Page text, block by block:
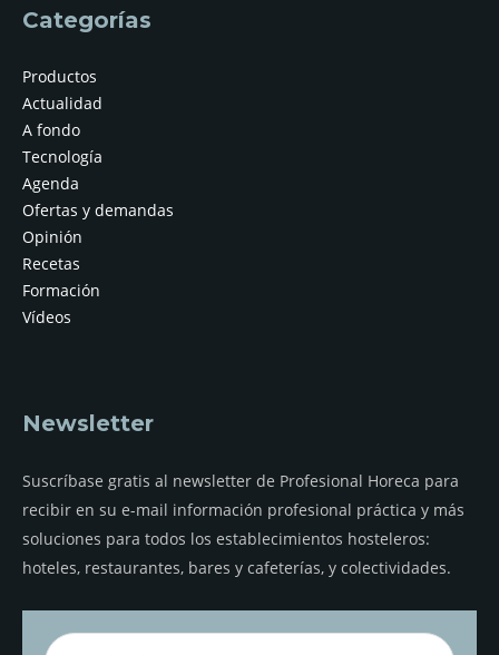
Categorías
Productos
Actualidad
A fondo
Tecnología
Agenda
Ofertas y demandas
Opinión
Recetas
Formación
Vídeos
Newsletter
Suscríbase gratis al newsletter de Profesional Horeca para
recibir en su e-mail información profesional práctica y más
soluciones para todos los establecimientos hosteleros:
hoteles, restaurantes, bares y cafeterías, y colectividades.